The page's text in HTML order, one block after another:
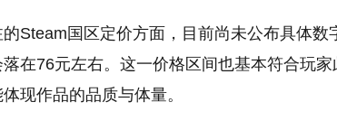
Steam国区定价方面，目前尚未公布具体数
在76元左右。这一价格区间也基本符合玩
现作品的品质与体量。